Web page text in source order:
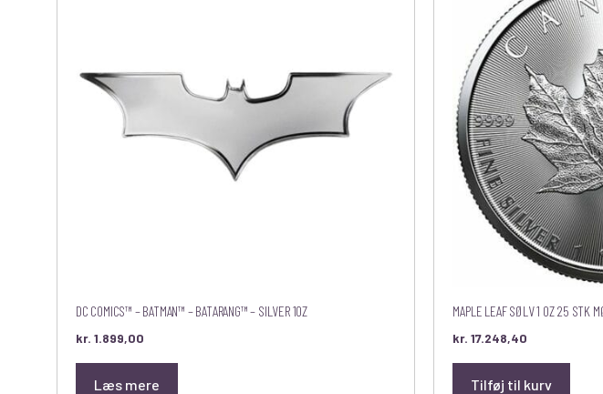
DC COMICS™ – BATMAN™ – BATARANG™ – SILVER 1OZ
kr. 1.899,00
Læs mere
MAPLE LEAF SØLV 1 OZ 25 STK
kr. 17.248,40
Tilføj til kurv